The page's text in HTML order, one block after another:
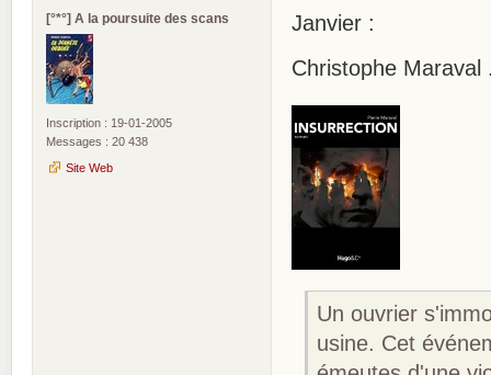
[°*°] A la poursuite des scans
Inscription : 19-01-2005
Messages : 20 438
Site Web
Janvier :
Christophe Maraval
Un ouvrier
usine. Cet